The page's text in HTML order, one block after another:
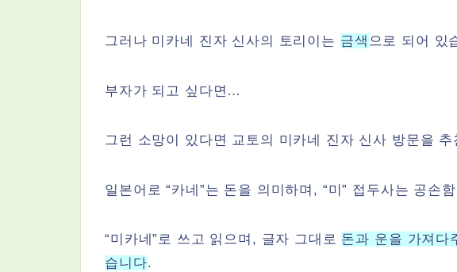
그러나 미카네 진자 신사의 토리이는 금색 으로 되어 있
부자가 되고 싶다면…
그런 소망이 있다면 교토의 미카네 진자 신사 방문을 추
일본어로 “카네”는 돈을 의미하며, “미” 접두사는 공손
“미카네”로 쓰고 읽으며, 글자 그대로 돈과 운을 가져다
습니다.